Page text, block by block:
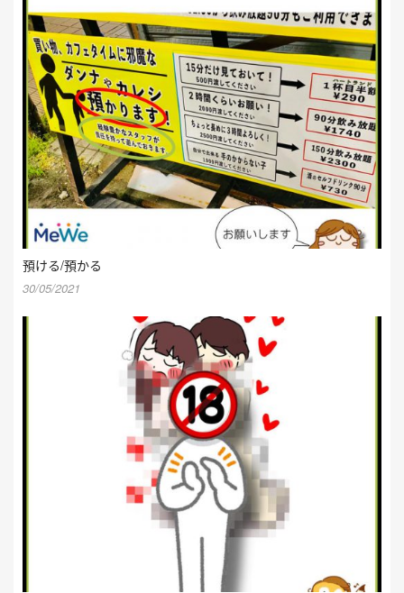
預ける/預かる
30/05/2021